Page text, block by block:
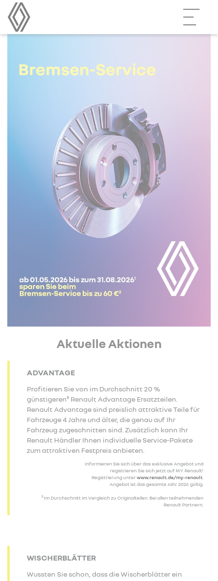
Aktuelle Aktionen
ADVANTAGE
Profitieren Sie von im Durchschnitt 20 %
günstigeren³ Renault Advantage Ersatzteilen.
Renault Advantage sind preislich attraktive Teile für
Fahrzeuge 4 Jahre und älter, die genau auf Ihr
Fahrzeug zugeschnitten sind. Zusätzlich kann Ihr
Renault Händler Ihnen individuelle Service-Pakete
zum attraktiven Festpreis anbieten.
Informieren Sie sich über das exklusive Angebot und
registrieren Sie sich jetzt auf MY Renault!
Registrierung unterwww.renault.de/my-renault
Angebot ist das gesamte Jahr 2026 gültig.
3 Im Durchschnitt im Vergleich zu Originalteilen. Bei allen teilnehmenden
Renault Partnern.
WISCHERBLÄTTER
Wussten Sie schon, dass die Wischerblätter ein